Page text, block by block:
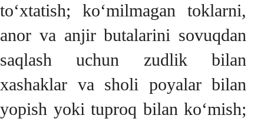
to‘xtatish; ko‘milmagan toklarni,
anor va anjir butalarini sovuqdan
saqlash uchun zudlik bilan
xashaklar va sholi poyalar bilan
yopish yoki tuproq bilan ko‘mish;